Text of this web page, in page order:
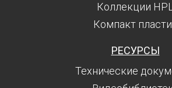
Коллекции
Компакт
РЕСУРСЫ
Технические